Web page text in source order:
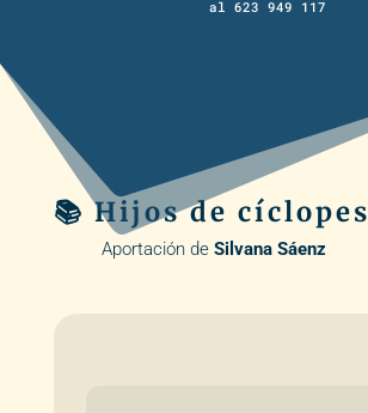
al 623 949 117
📚 Hijos de cíclopes
Aportación de Silvana Sáenz